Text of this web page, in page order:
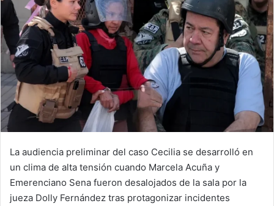
La audiencia preliminar del caso Cecilia se desarrolló en
un clima de alta tensión cuando Marcela Acuña y
Emerenciano Sena fueron desalojados de la sala por la
jueza Dolly Fernández tras protagonizar incidentes